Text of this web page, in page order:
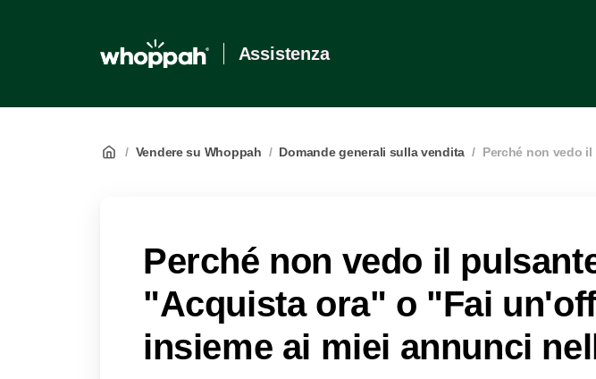
Assistenza
/ Vendere su Whoppah / Domande generali sulla vendita / Perché non vedo
Perché non vedo il
"Acquista ora" o "Fai
insieme ai miei annunci